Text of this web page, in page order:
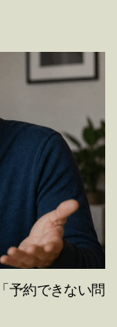
予約できない問